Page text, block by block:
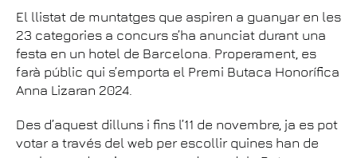
El llistat de muntatges que aspiren a guanyar en les
23 categories a concurs s’ha anunciat durant una
festa en un hotel de Barcelona. Properament, es
farà públic qui s’emporta el Premi Butaca Honorífica
Anna Lizaran 2024.
Des d’aquest dilluns i fins l’11 de novembre, ja es pot
votar a través del web per escollir quines han de